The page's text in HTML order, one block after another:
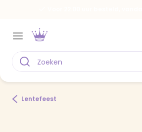
Lentefeest